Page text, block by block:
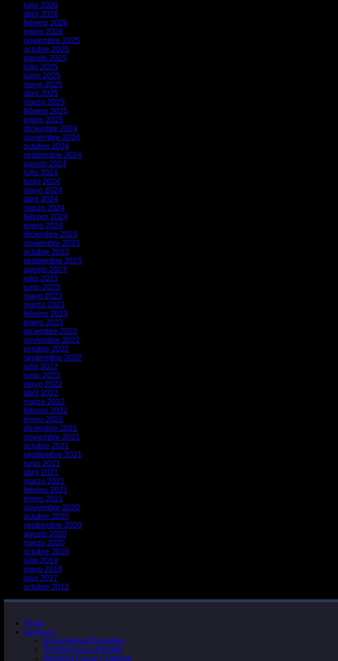
julio 2026
abril 2026
febrero 2026
enero 2026
noviembre 2025
octubre 2025
agosto 2025
julio 2025
junio 2025
mayo 2025
abril 2025
marzo 2025
febrero 2025
enero 2025
diciembre 2024
noviembre 2024
octubre 2024
septiembre 2024
agosto 2024
julio 2024
junio 2024
mayo 2024
abril 2024
marzo 2024
febrero 2024
enero 2024
diciembre 2023
noviembre 2023
octubre 2023
septiembre 2023
agosto 2023
julio 2023
junio 2023
mayo 2023
marzo 2023
febrero 2023
enero 2023
diciembre 2022
noviembre 2022
octubre 2022
septiembre 2022
julio 2022
junio 2022
mayo 2022
abril 2022
marzo 2022
febrero 2022
enero 2022
diciembre 2021
noviembre 2021
octubre 2021
septiembre 2021
junio 2021
abril 2021
marzo 2021
febrero 2021
enero 2021
noviembre 2020
octubre 2020
septiembre 2020
agosto 2020
marzo 2020
octubre 2019
julio 2019
mayo 2019
julio 2017
octubre 2012
Firma
Servicios
Nacionalidad Española
Residencia en España
Asesoría Fiscal y Laboral